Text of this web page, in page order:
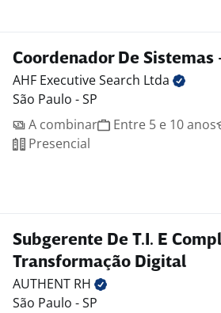
Coordenador De Sistemas
AHF Executive Search Ltda
São Paulo - SP
A combinar
Entre 5 e 10 anos
Presencial
Subgerente De T.I. E
Transformação Digital
AUTHENT RH
São Paulo - SP